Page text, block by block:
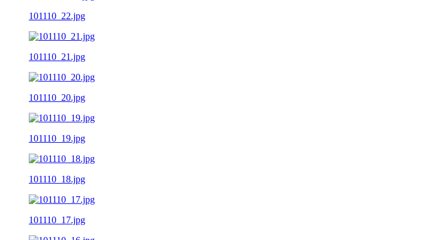
101110_22.jpg
101110_21.jpg
101110_20.jpg
101110_19.jpg
101110_18.jpg
101110_17.jpg